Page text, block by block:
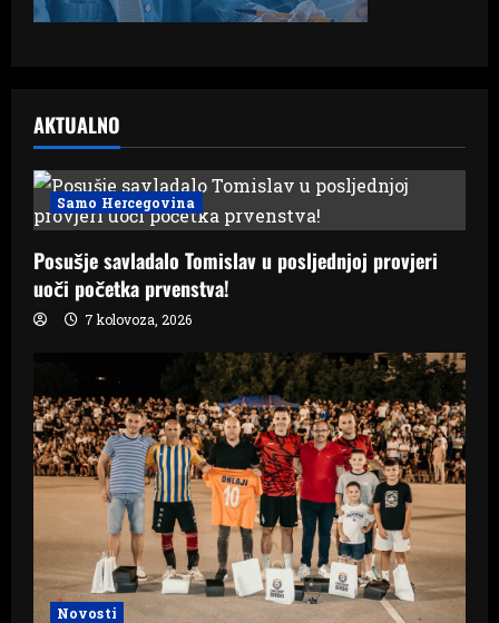
AKTUALNO
Samo Hercegovina
Posušje savladalo Tomislav u posljednjoj provjeri
uoči početka prvenstva!
7 kolovoza, 2026
Novosti